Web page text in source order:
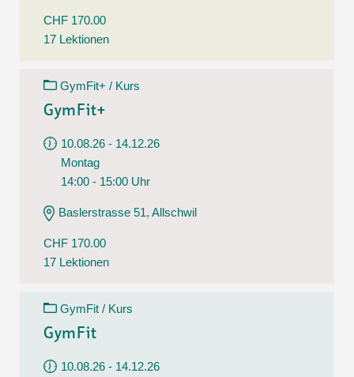
CHF 170.00
17 Lektionen
GymFit+ / Kurs
GymFit+
10.08.26 - 14.12.26
Montag
14:00 - 15:00 Uhr
Baslerstrasse 51, Allschwil
CHF 170.00
17 Lektionen
GymFit / Kurs
GymFit
10.08.26 - 14.12.26